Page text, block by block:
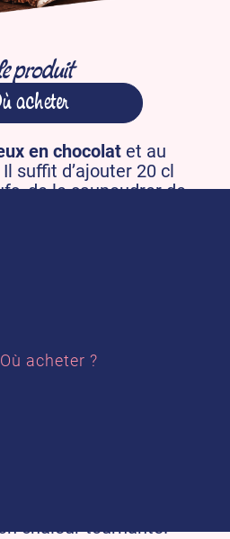
produit
acheter
en chocolat et au
Il suffit d’ajouter 20 cl
de le saupoudrer de
chaleur tournante.
Où acheter ?